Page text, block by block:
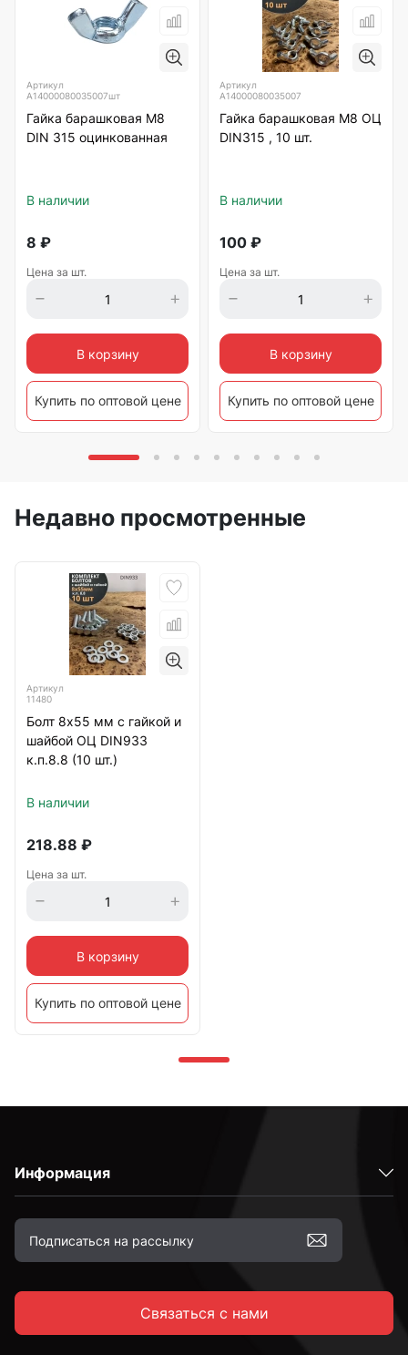
Артикул
А14000080035007шт
Гайка барашковая М8
DIN 315 оцинкованная
В наличии
8 ₽
Цена за шт.
В корзину
Купить по оптовой цене
Артикул
А14000080035007
Гайка барашковая М8 ОЦ
DIN315 , 10 шт.
В наличии
100 ₽
Цена за шт.
В корзину
Купить по оптовой цене
Недавно просмотренные
Артикул
11480
Болт 8х55 мм с гайкой и
шайбой ОЦ DIN933
к.п.8.8 (10 шт.)
В наличии
218.88 ₽
Цена за шт.
В корзину
Купить по оптовой цене
Информация
Связаться с нами